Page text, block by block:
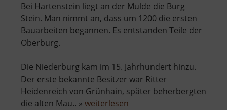
Bei Hartenstein liegt an der Mulde die Burg
Stein. Man nimmt an, dass um 1200 die ersten
Bauarbeiten begannen. Es entstanden Teile der
Oberburg.
Die Niederburg kam im 15. Jahrhundert hinzu.
Der erste bekannte Besitzer war Ritter
Heidenreich von Grünhain, später beherbergten
die alten Mau.. » weiterlesen